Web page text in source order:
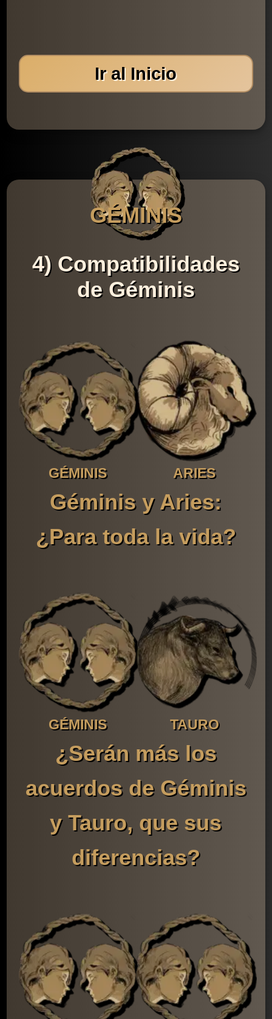
Ir al Inicio
GÉMINIS
4) Compatibilidades
de Géminis
GÉMINIS ARIES
Géminis y Aries:
¿Para toda la vida?
GÉMINIS TAURO
¿Serán más los
acuerdos de Géminis
y Tauro, que sus
diferencias?